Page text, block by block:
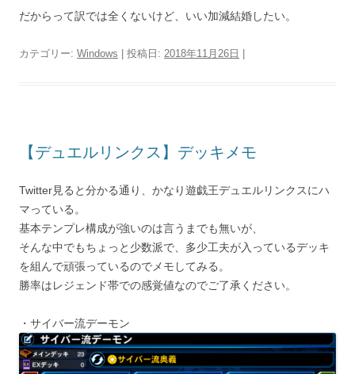
だからって訳では全くないけど、いい加減結婚したい。
カテゴリー: Windows | 投稿日: 2018年11月26日
【デュエルリンクス】デッキメモ
Twitter見ると分かる通り、かなり遊戯王デュエルリンクスにハ
マっている。
基本テンプレ構成が強いのは言うまでも無いが、
そんな中でもちょっと少数派で、多少工夫が入っているデッキ
を組んで頑張っているのでメモしてみる。
勝率はレジェンド帯での感覚値なのでご了承ください。
・サイバー流デーモン